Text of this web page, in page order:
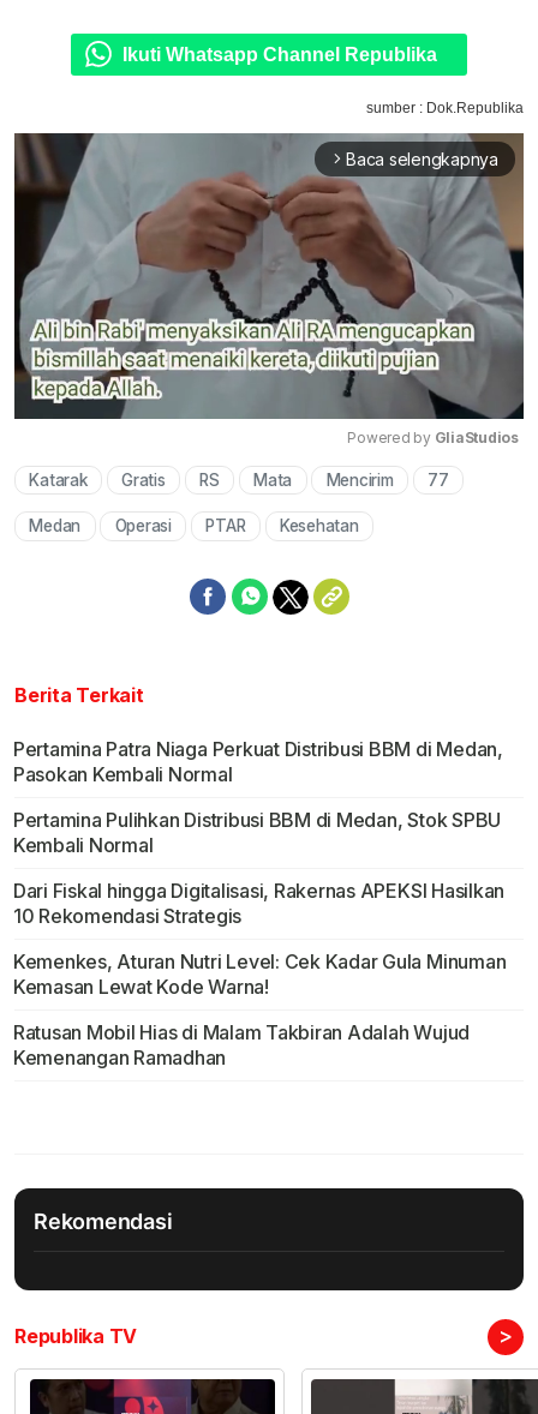
Ikuti Whatsapp Channel Republika
sumber : Dok.Republika
arrow_forward_ios Baca selengkapnya
Mute
Powered by GliaStudios
Katarak Gratis RS Mata Mencirim 77
Medan Operasi PTAR Kesehatan
Berita Terkait
Pertamina Patra Niaga Perkuat Distribusi BBM di Medan,
Pasokan Kembali Normal
Pertamina Pulihkan Distribusi BBM di Medan, Stok SPBU
Kembali Normal
Dari Fiskal hingga Digitalisasi, Rakernas APEKSI Hasilkan
10 Rekomendasi Strategis
Kemenkes, Aturan Nutri Level: Cek Kadar Gula Minuman
Kemasan Lewat Kode Warna!
Ratusan Mobil Hias di Malam Takbiran Adalah Wujud
Kemenangan Ramadhan
Rekomendasi
Republika TV >